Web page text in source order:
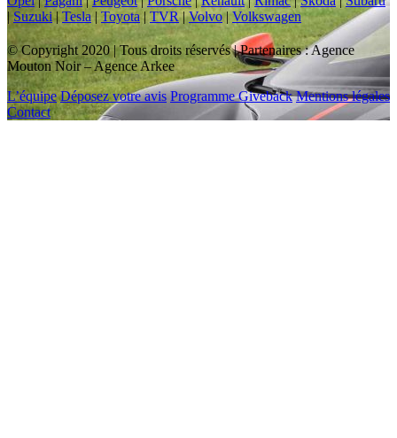
| Suzuki|Tesla| Toyota | TVR|Volvo|Volkswagen
© Copyright 2020 | Tous droits réservés | Partenaires : Agence
Mouton Noir – Agence Arkee
L’équipe Déposez votre avis Programme Giveback Mentions légales
Contact